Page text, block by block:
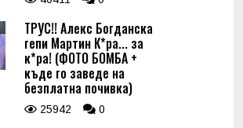
ТРУС!! Алекс Богданска
гепи Мартин К*ра... за
к*ра! (ФОТО БОМБА +
къде го заведе на
безплатна почивка)
25942 0